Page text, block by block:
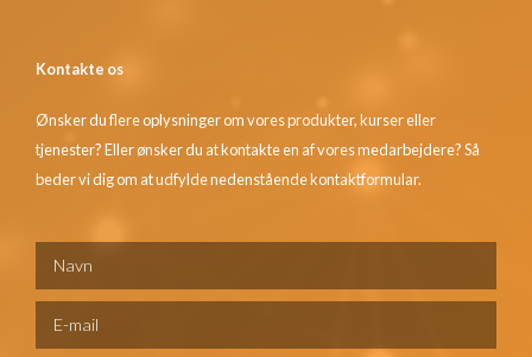
Kontakte os
Ønsker du flere oplysninger om vores produkter, kurser eller
tjenester? Eller ønsker du at kontakte en af vores medarbejdere? Så
beder vi dig om at udfylde nedenstående kontaktformular.